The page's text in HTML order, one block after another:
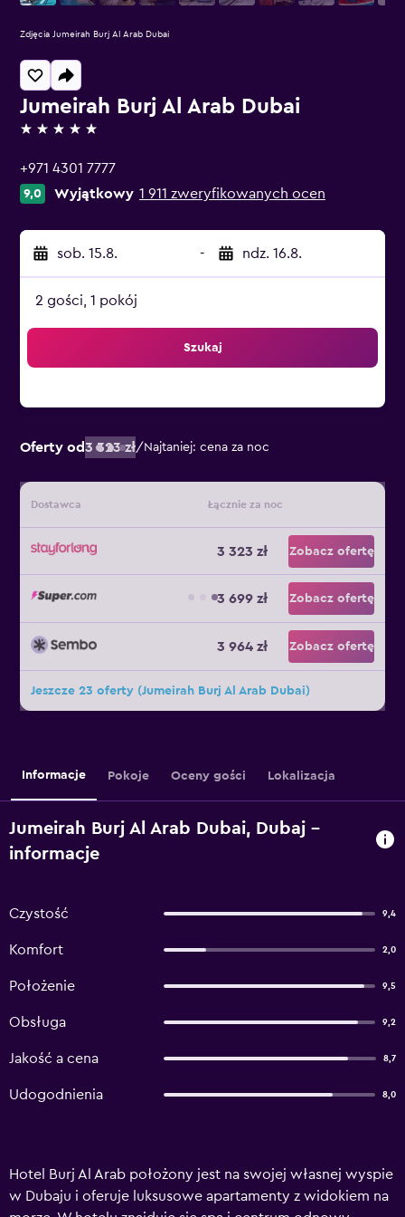
Jumeirah Burj Al Arab Dubai
5 gwiazdek
+971 4301 7777
9,0 Wyjątkowy 1 911 zweryfikowanych ocen
sob. 15.8. - ndz. 16.8.
2 gości, 1 pokój
Szukaj
Oferty od3 323 zł/ Najtaniej: cena za noc
Dostawca Łącznie za noc
3 323 zł Zobacz ofertę
3 699 zł Zobacz ofertę
3 964 zł Zobacz ofertę
Jeszcze 23 oferty (Jumeirah Burj Al Arab Dubai)
Zdjęcia Jumeirah Burj Al Arab Dubai
Informacje Pokoje Oceny gości Lokalizacja
Jumeirah Burj Al Arab Dubai, Dubaj –
informacje
Czystość 9,4
Komfort 2,0
Położenie 9,5
Obsługa 9,2
Jakość a cena 8,7
Udogodnienia 8,0
Hotel Burj Al Arab położony jest na swojej własnej wyspie
w Dubaju i oferuje luksusowe apartamenty z widokiem na